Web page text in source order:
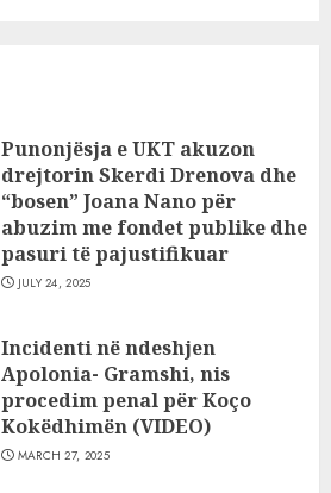
Punonjësja e UKT akuzon
drejtorin Skerdi Drenova dhe
“bosen” Joana Nano për
abuzim me fondet publike dhe
pasuri të pajustifikuar
JULY 24, 2025
Incidenti në ndeshjen
Apolonia- Gramshi, nis
procedim penal për Koço
Kokëdhimën (VIDEO)
MARCH 27, 2025